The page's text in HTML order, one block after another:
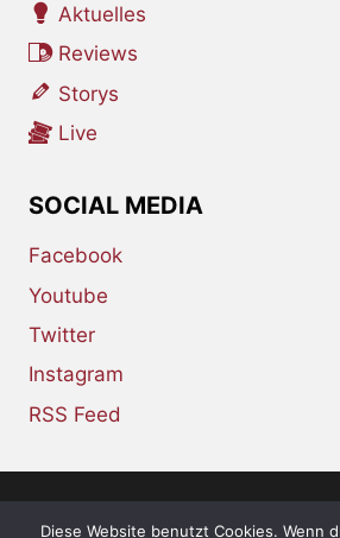
Aktuelles
Reviews
Storys
Live
SOCIAL MEDIA
Facebook
Youtube
Twitter
Instagram
RSS Feed
Diese Website benutzt Cookies. Wenn